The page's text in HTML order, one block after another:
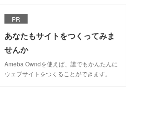
PR
あなたもサイトをつくってみま
せんか
Ameba Owndを使えば、誰でもかんたんに
ウェブサイトをつくることができます。